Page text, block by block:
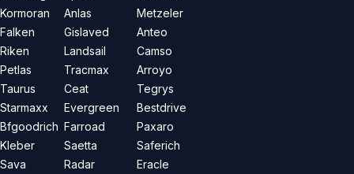
Kormoran
Falken
Riken
Petlas
Taurus
Starmaxx
Bfgoodrich
Kleber
Sava
Anlas
Gislaved
Landsail
Tracmax
Ceat
Evergreen
Farroad
Saetta
Radar
Metzeler
Anteo
Camso
Arroyo
Tegrys
Bestdrive
Paxaro
Saferich
Eracle